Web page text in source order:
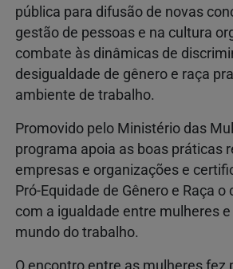
pública para difusão de novas
gestão de pessoas e na cultura
combate às dinâmicas de
desigualdade de gênero e raça
ambiente de trabalho.
Promovido pelo Ministério das
programa apoia as boas práticas
empresas e organizações e
Pró-Equidade de Gênero e Raça
com a igualdade entre mulheres
mundo do trabalho.
O encontro entre as mulheres fez